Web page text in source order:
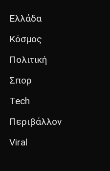
Ελλάδα
Κόσμος
Πολιτική
Σπορ
Tech
Περιβάλλον
Viral